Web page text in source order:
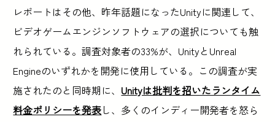
レポートはその他、昨年話題になったUnityに関連して、
ビデオゲームエンジンソフトウェアの選択についても触
れられている。調査対象者の33%が、UnityとUnreal
Engineのいずれかを開発に使用している。この調査が実
施されたのと同時期に、 Unityは批判を招いたランタイム
料金ポリシーを発表し、多くのインディー開発者を怒ら